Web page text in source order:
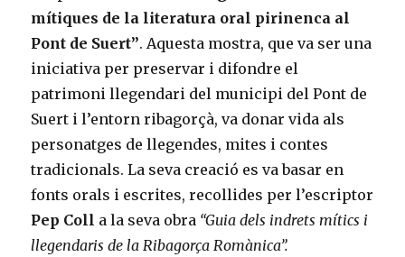
mítiques de la literatura oral pirinenca al
Pont de Suert”. Aquesta mostra, que va ser una
iniciativa per preservar i difondre el
patrimoni llegendari del municipi del Pont de
Suert i l’entorn ribagorçà, va donar vida als
personatges de llegendes, mites i contes
tradicionals. La seva creació es va basar en
fonts orals i escrites, recollides per l’escriptor
Pep Coll a la seva obra “Guia dels indrets mítics i
llegendaris de la Ribagorça Romànica”.